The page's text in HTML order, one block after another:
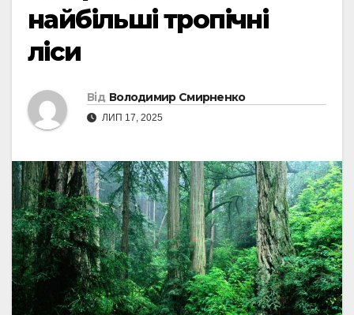
найбільші тропічні
ліси
Від Володимир Смирненко
ЛИП 17, 2025